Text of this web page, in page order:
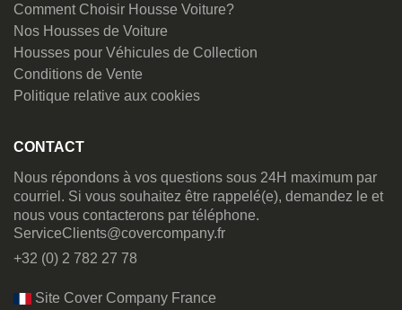
Comment Choisir Housse Voiture?
Nos Housses de Voiture
Housses pour Véhicules de Collection
Conditions de Vente
Politique relative aux cookies
CONTACT
Nous répondons à vos questions sous 24H maximum par
courriel. Si vous souhaitez être rappelé(e), demandez le et
nous vous contacterons par téléphone.
ServiceClients@covercompany.fr
+32 (0) 2 782 27 78
Site Cover Company France